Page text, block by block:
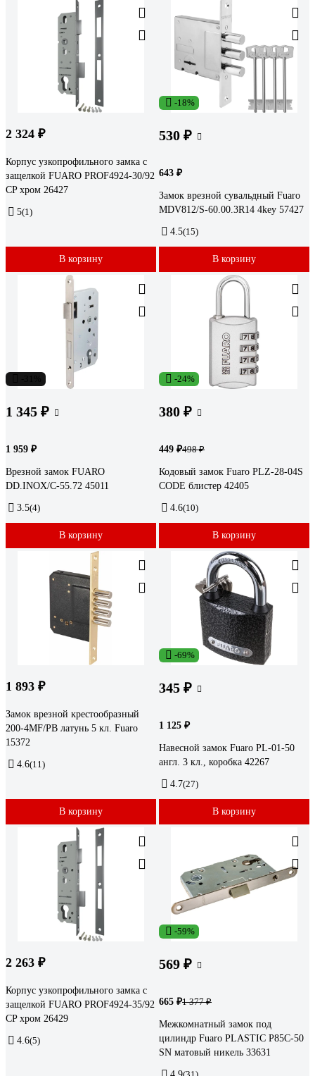
2 324 ₽
Корпус узкопрофильного замка с
защелкой FUARO PROF4924-30/92
CP хром 26427
5(1)
В корзину
-18%
530 ₽
643 ₽
Замок врезной сувальдный Fuaro
MDV812/S-60.00.3R14 4key 57427
4.5(15)
В корзину
1 345 ₽
1 959 ₽
Врезной замок FUARO
DD.INOX/C-55.72 45011
3.5(4)
В корзину
-24%
380 ₽
449 ₽498 ₽
Кодовый замок Fuaro PLZ-28-04S
CODE блистер 42405
4.6(10)
В корзину
1 893 ₽
Замок врезной крестообразный
200-4MF/PB латунь 5 кл. Fuaro
15372
4.6(11)
В корзину
-69%
345 ₽
1 125 ₽
Навесной замок Fuaro PL-01-50
англ. 3 кл., коробка 42267
4.7(27)
В корзину
2 263 ₽
Корпус узкопрофильного замка с
защелкой FUARO PROF4924-35/92
CP хром 26429
4.6(5)
-59%
569 ₽
665 ₽1 377 ₽
Межкомнатный замок под
цилиндр Fuaro PLASTIC P85C-50
SN матовый никель 33631